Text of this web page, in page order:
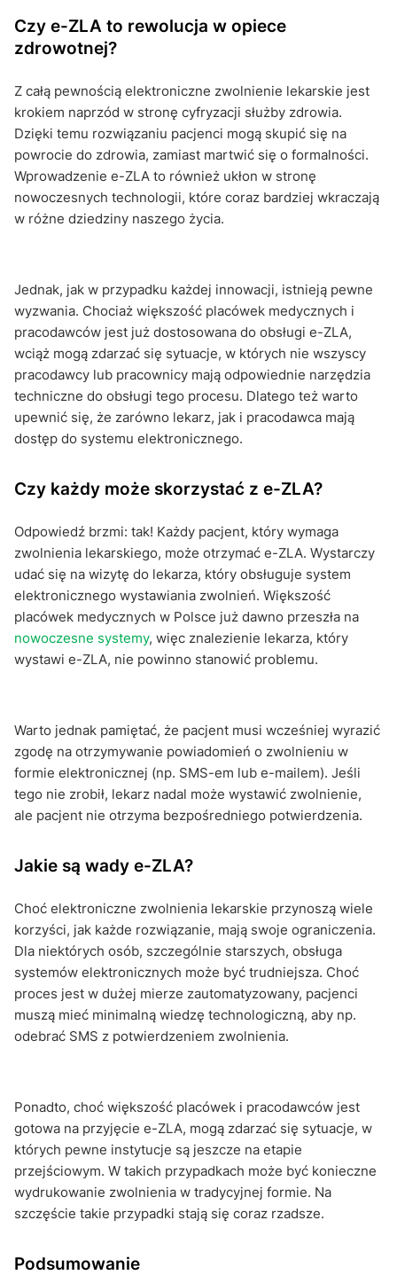
Czy e-ZLA to rewolucja w opiece
zdrowotnej?
Z całą pewnością elektroniczne zwolnienie lekarskie jest
krokiem naprzód w stronę cyfryzacji służby zdrowia.
Dzięki temu rozwiązaniu pacjenci mogą skupić się na
powrocie do zdrowia, zamiast martwić się o formalności.
Wprowadzenie e-ZLA to również ukłon w stronę
nowoczesnych technologii, które coraz bardziej wkraczają
w różne dziedziny naszego życia.
Jednak, jak w przypadku każdej innowacji, istnieją pewne
wyzwania. Chociaż większość placówek medycznych i
pracodawców jest już dostosowana do obsługi e-ZLA,
wciąż mogą zdarzać się sytuacje, w których nie wszyscy
pracodawcy lub pracownicy mają odpowiednie narzędzia
techniczne do obsługi tego procesu. Dlatego też warto
upewnić się, że zarówno lekarz, jak i pracodawca mają
dostęp do systemu elektronicznego.
Czy każdy może skorzystać z e-ZLA?
Odpowiedź brzmi: tak! Każdy pacjent, który wymaga
zwolnienia lekarskiego, może otrzymać e-ZLA. Wystarczy
udać się na wizytę do lekarza, który obsługuje system
elektronicznego wystawiania zwolnień. Większość
placówek medycznych w Polsce już dawno przeszła na
nowoczesne systemy, więc znalezienie lekarza, który
wystawi e-ZLA, nie powinno stanowić problemu.
Warto jednak pamiętać, że pacjent musi wcześniej wyrazić
zgodę na otrzymywanie powiadomień o zwolnieniu w
formie elektronicznej (np. SMS-em lub e-mailem). Jeśli
tego nie zrobił, lekarz nadal może wystawić zwolnienie,
ale pacjent nie otrzyma bezpośredniego potwierdzenia.
Jakie są wady e-ZLA?
Choć elektroniczne zwolnienia lekarskie przynoszą wiele
korzyści, jak każde rozwiązanie, mają swoje ograniczenia.
Dla niektórych osób, szczególnie starszych, obsługa
systemów elektronicznych może być trudniejsza. Choć
proces jest w dużej mierze zautomatyzowany, pacjenci
muszą mieć minimalną wiedzę technologiczną, aby np.
odebrać SMS z potwierdzeniem zwolnienia.
Ponadto, choć większość placówek i pracodawców jest
gotowa na przyjęcie e-ZLA, mogą zdarzać się sytuacje, w
których pewne instytucje są jeszcze na etapie
przejściowym. W takich przypadkach może być konieczne
wydrukowanie zwolnienia w tradycyjnej formie. Na
szczęście takie przypadki stają się coraz rzadsze.
Podsumowanie